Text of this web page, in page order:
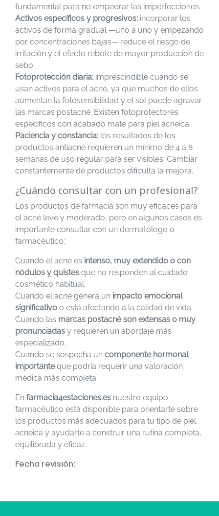
fundamental para no empeorar las imperfecciones.
Activos específicos y progresivos: incorporar los
activos de forma gradual —uno a uno y empezando
por concentraciones bajas— reduce el riesgo de
irritación y el efecto rebote de mayor producción de
sebo.
Fotoprotección diaria: imprescindible cuando se
usan activos para el acné, ya que muchos de ellos
aumentan la fotosensibilidad y el sol puede agravar
las marcas postacné. Existen fotoprotectores
específicos con acabado mate para piel acneica.
Paciencia y constancia: los resultados de los
productos antiacné requieren un mínimo de 4 a 8
semanas de uso regular para ser visibles. Cambiar
constantemente de productos dificulta la mejora.
¿Cuándo consultar con un profesional?
Los productos de farmacia son muy eficaces para
el acné leve y moderado, pero en algunos casos es
importante consultar con un dermatólogo o
farmacéutico:
Cuando el acné es intenso, muy extendido o con
nódulos y quistes que no responden al cuidado
cosmético habitual.
Cuando el acné genera un impacto emocional
significativo o está afectando a la calidad de vida.
Cuando las marcas postacné son extensas o muy
pronunciadas y requieren un abordaje más
especializado.
Cuando se sospecha un componente hormonal
importanteque podría requerir una valoración
médica más completa.
En farmacia4estaciones.es nuestro equipo
farmacéutico está disponible para orientarte sobre
los productos más adecuados para tu tipo de piel
acneica y ayudarte a construir una rutina completa,
equilibrada y eficaz.
Fecha revisión: